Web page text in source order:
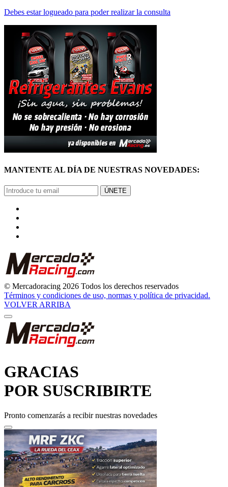
Debes estar logueado para poder realizar la consulta
MANTENTE AL DÍA DE NUESTRAS NOVEDADES:
ÚNETE
© Mercadoracing 2026 Todos los derechos reservados
Términos y condiciones de uso, normas y política de privacidad.
VOLVER ARRIBA
GRACIAS
POR SUSCRIBIRTE
Pronto comenzarás a recibir nuestras novedades